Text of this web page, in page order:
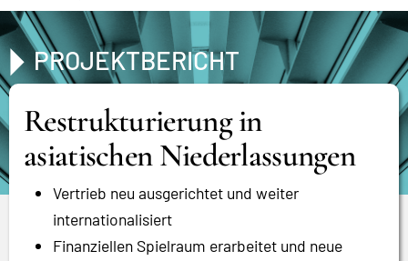
PROJEKTBERICHT
Restrukturierung in
asiatischen Niederlassungen
Vertrieb neu ausgerichtet und weiter
internationalisiert
Finanziellen Spielraum erarbeitet und neue